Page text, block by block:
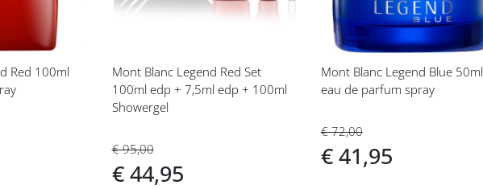
Red 100ml
Mont Blanc Legend Red Set
100ml edp + 7,5ml edp + 100ml
Showergel
€ 95,00
€ 44,95
Mont Blanc Legend Blue 50ml
eau de parfum spray
€ 72,00
€ 41,95